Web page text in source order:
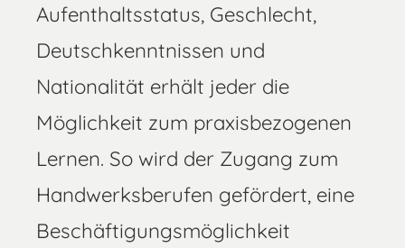
Aufenthaltsstatus, Geschlecht,
Deutschkenntnissen und
Nationalität erhält jeder die
Möglichkeit zum praxisbezogenen
Lernen. So wird der Zugang zum
Handwerksberufen gefördert, eine
Beschäftigungsmöglichkeit